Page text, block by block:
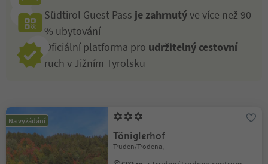
Südtirol Guest Pass je zahrnutýve více než 90
% ubytování
Oficiální platforma pro udržitelný cestovní
ruch v Jižním Tyrolsku
Na vyžádání
Töniglerhof
Truden/Trodena,